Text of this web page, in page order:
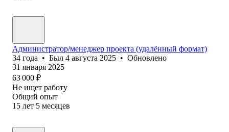
Администратор/менеджер проекта (удалённый формат)
34 года • Был 4 августа 2025 • Обновлено
31 января 2025
63 000 ₽
Не ищет работу
Общий опыт
15 лет 5 месяцев